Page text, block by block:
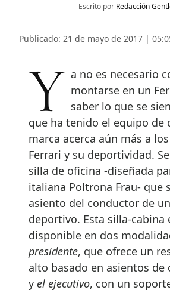
Escrito por Redacción
Publicado: 21 de mayo de 2017 |
Ya no es necesario comprarse o
montarse en un
saber lo que se
que ha tenido el equipo de
marca acerca aún más a
Ferrari y su deportividad.
silla de oficina -diseñada
italiana Poltrona Frau- que
asiento del conductor de
deportivo. Esta silla-cabina
disponible en dos
presidente, que ofrece un
alto basado en asientos de
y el ejecutivo, con un